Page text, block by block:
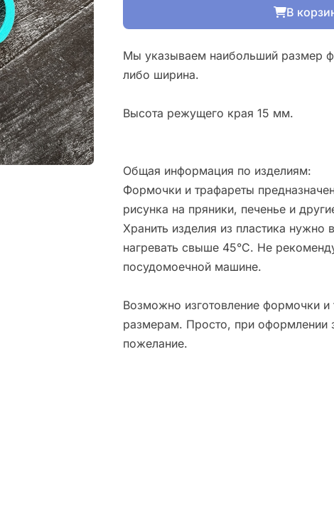
В
Мы указываем наибольший размер
либо ширина.
Высота режущего края 15 мм.
Общая информация по изделиям:
Формочки и трафареты
рисунка на пряники, печенье и
Хранить изделия из пластика
нагревать свыше 45°С. Не
посудомоечной машине.
Возможно изготовление формочки
размерам. Просто, при оформлении
пожелание.